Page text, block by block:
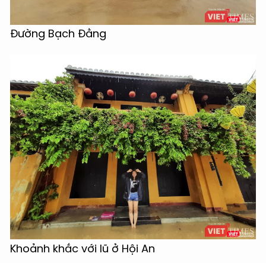
Đường Bạch Đằng
Khoảnh khắc với lũ ở Hội An